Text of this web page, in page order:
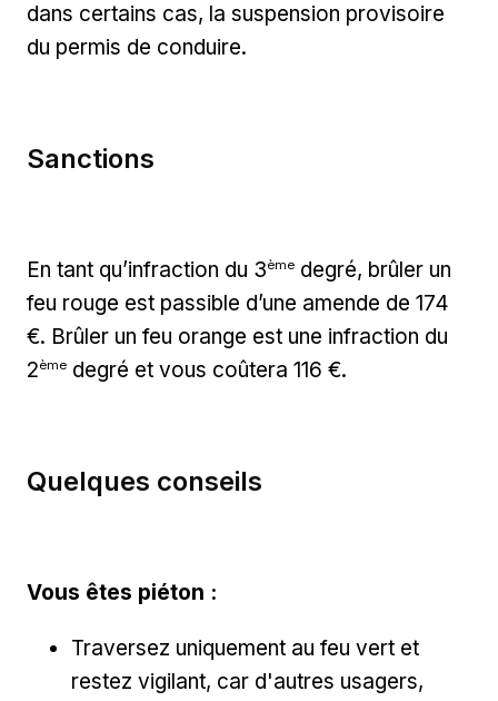
dans certains cas, la suspension provisoire
du permis de conduire.
Sanctions
En tant qu’infraction du 3ème degré, brûler un
feu rouge est passible d’une amende de 174
€. Brûler un feu orange est une infraction du
2ème degré et vous coûtera 116 €.
Quelques conseils
Vous êtes piéton :
Traversez uniquement au feu vert et
restez vigilant, car d'autres usagers,